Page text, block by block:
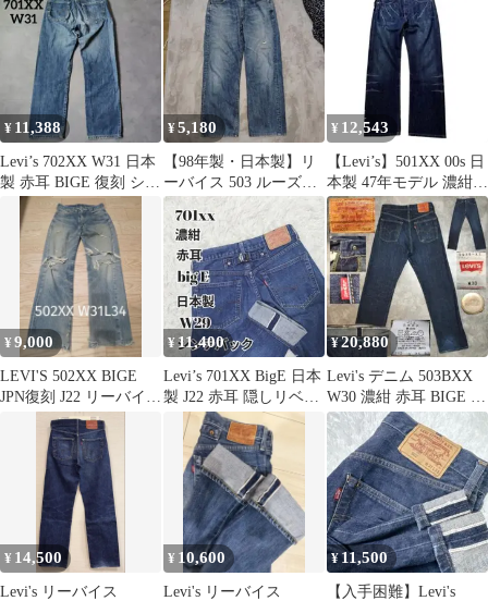
¥ 11,388
Levi’s 702XX W31 日本
製 赤耳 BIGE 復刻 シン
チバック
¥5,180
【98年製・日本製】リ
ーバイス 503 ルーズス
トレート デニム W34
¥ 12,543
【Levi’s】501XX 00s 日
本製 47年モデル 濃紺
J22 W32
¥9,000
LEVI'S 502XX BIGE
JPN復刻 J22 リーバイス
502 赤耳
¥11,400
Levi’s 701XX BigE 日本
製 J22 赤耳 隠しリベッ
ト W29
¥20,880
Levi's デニム 503BXX
W30 濃紺 赤耳 BIGE 日
本 J22
¥ 14,500
Levi's リーバイス
¥ 10,600
Levi's リーバイス
¥11,500
【入手困難】Levi's